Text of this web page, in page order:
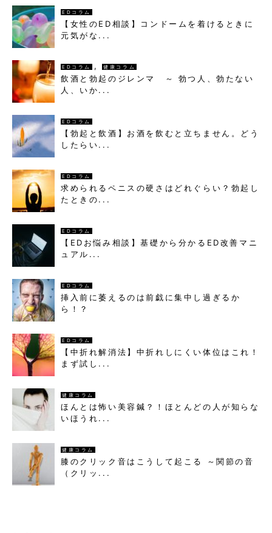
EDコラム
【女性のED相談】コンドームを着けるときに
元気がな...
EDコラム , 健康コラム
飲酒と勃起のジレンマ ～ 勃つ人、勃たない
人、いか...
EDコラム
【勃起と飲酒】お酒を飲むと立ちません。どう
したらい...
EDコラム
求められるペニスの硬さはどれぐらい？勃起し
たときの...
EDコラム
【EDお悩み相談】基礎から分かるED改善マニ
ュアル...
EDコラム
挿入前に萎えるのは前戯に集中し過ぎるか
ら！？
EDコラム
【中折れ解消法】中折れしにくい体位はこれ！
まず試し...
健康コラム
ほんとは怖い美容鍼？！ほとんどの人が知らな
いほうれ...
健康コラム
膝のクリック音はこうして起こる ～関節の音
（クリッ...